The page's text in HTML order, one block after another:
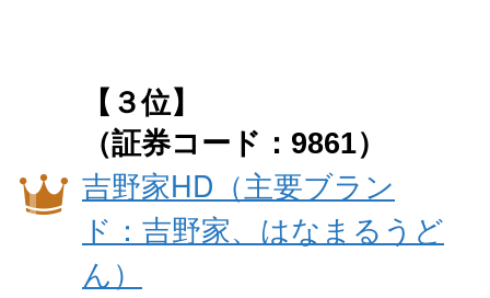
【３位】
（証券コード：9861）
吉野家HD（主要ブラン
ド：吉野家、はなまるうど
ん）